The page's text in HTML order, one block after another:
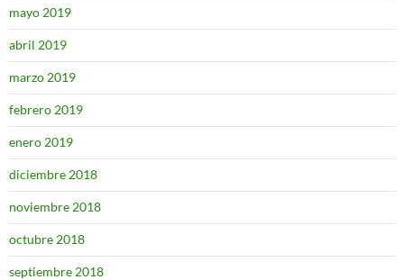
mayo 2019
abril 2019
marzo 2019
febrero 2019
enero 2019
diciembre 2018
noviembre 2018
octubre 2018
septiembre 2018